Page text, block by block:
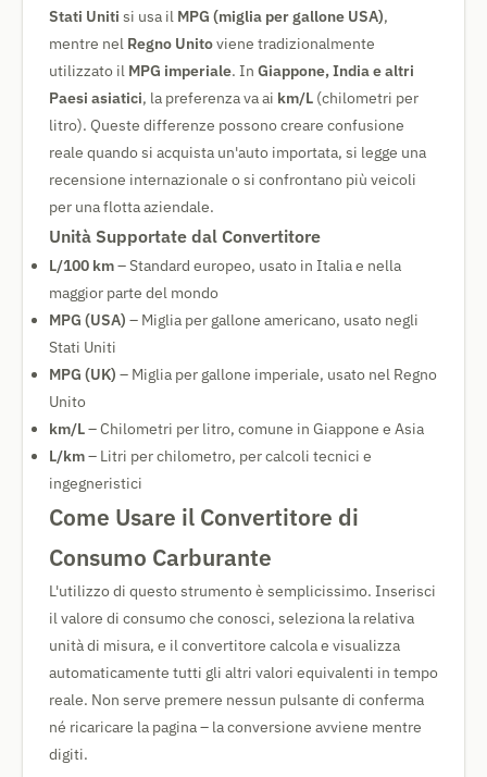
Stati Uniti si usa il MPG (miglia per gallone USA),
mentre nel Regno Unitoviene tradizionalmente
utilizzato il MPG imperiale. In Giappone, India e altri
Paesi asiatici, la preferenza va ai km/L (chilometri per
litro). Queste differenze possono creare confusione
reale quando si acquista un'auto importata, si legge una
recensione internazionale o si confrontano più veicoli
per una flotta aziendale.
Unità Supportate dal Convertitore
L/100 km– Standard europeo, usato in Italia e nella
maggior parte del mondo
MPG (USA) – Miglia per gallone americano, usato negli
Stati Uniti
MPG (UK) – Miglia per gallone imperiale, usato nel Regno
Unito
km/L– Chilometri per litro, comune in Giappone e Asia
L/km– Litri per chilometro, per calcoli tecnici e
ingegneristici
Come Usare il Convertitore di
Consumo Carburante
L'utilizzo di questo strumento è semplicissimo. Inserisci
il valore di consumo che conosci, seleziona la relativa
unità di misura, e il convertitore calcola e visualizza
automaticamente tutti gli altri valori equivalenti in tempo
reale. Non serve premere nessun pulsante di conferma
né ricaricare la pagina – la conversione avviene mentre
digiti.